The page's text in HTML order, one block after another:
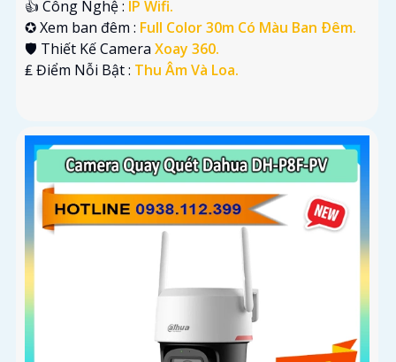
👍 Công Nghệ : IP Wifi.
✪ Xem ban đêm : Full Color 30m Có Màu Ban Ðêm.
🛡 Thiết Kế Camera Xoay 360.
️₤ Điểm Nỗi Bật : Thu Âm Và Loa.